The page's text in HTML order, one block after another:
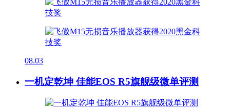
08.03
一机定乾坤 佳能EOS R5旗舰级微单评测